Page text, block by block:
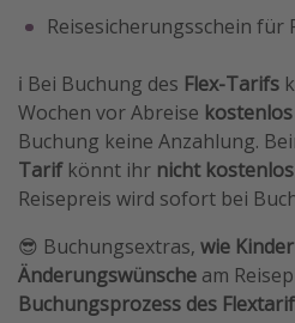
Reisesicherungsschein für
ℹ️ Bei Buchung des Flex-Tarifs
Wochen vor Abreise
Buchung keine Anzahlung.
Tarifkönnt ihr nicht
Reisepreis wird sofort bei
😎 Buchungsextras, wie
Änderungswünsche am
Buchungsprozess des